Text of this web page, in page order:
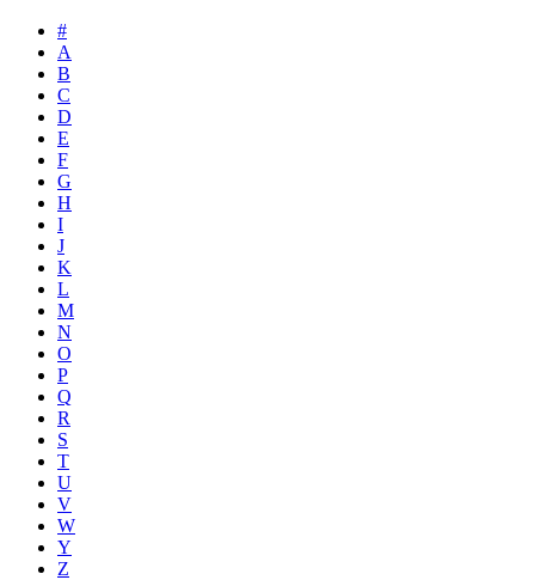
#
A
B
C
D
E
F
G
H
I
J
K
L
M
N
O
P
Q
R
S
T
U
V
W
Y
Z